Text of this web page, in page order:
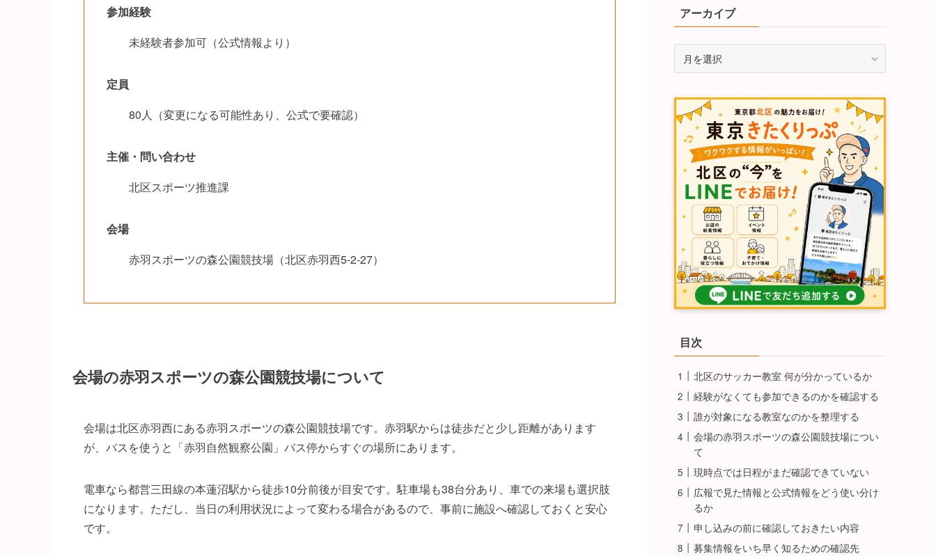
参加経験
未経験者参加可（公式情報より）
定員
80人（変更になる可能性あり、公式で要確認）
主催・問い合わせ
北区スポーツ推進課
会場
赤羽スポーツの森公園競技場（北区赤羽西5-2-27）
会場の赤羽スポーツの森公園競技場について
会場は北区赤羽西にある赤羽スポーツの森公園競技場です。赤羽駅からは徒歩だと少し距離があります
が、バスを使うと「赤羽自然観察公園」バス停からすぐの場所にあります。
電車なら都営三田線の本蓮沼駅から徒歩10分前後が目安です。駐車場も38台分あり、車での来場も選択肢
になります。ただし、当日の利用状況によって変わる場合があるので、事前に施設へ確認しておくと安心
です。
アーカイブ
イ
ブ
目次
北区のサッカー教室 何が分かっているか
経験がなくても参加できるのかを確認する
誰が対象になる教室なのかを整理する
会場の赤羽スポーツの森公園競技場につい
て
現時点では日程がまだ確認できていない
広報で見た情報と公式情報をどう使い分け
るか
申し込みの前に確認しておきたい内容
募集情報をいち早く知るための確認先